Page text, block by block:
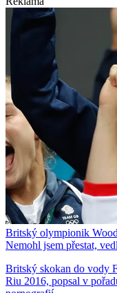
Britský olympionik
Nemohl jsem přestat,
Britský skokan do vody
Riu 2016, popsal v